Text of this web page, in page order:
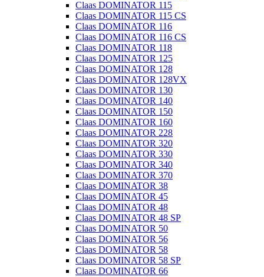
Claas DOMINATOR 115
Claas DOMINATOR 115 CS
Claas DOMINATOR 116
Claas DOMINATOR 116 CS
Claas DOMINATOR 118
Claas DOMINATOR 125
Claas DOMINATOR 128
Claas DOMINATOR 128VX
Claas DOMINATOR 130
Claas DOMINATOR 140
Claas DOMINATOR 150
Claas DOMINATOR 160
Claas DOMINATOR 228
Claas DOMINATOR 320
Claas DOMINATOR 330
Claas DOMINATOR 340
Claas DOMINATOR 370
Claas DOMINATOR 38
Claas DOMINATOR 45
Claas DOMINATOR 48
Claas DOMINATOR 48 SP
Claas DOMINATOR 50
Claas DOMINATOR 56
Claas DOMINATOR 58
Claas DOMINATOR 58 SP
Claas DOMINATOR 66